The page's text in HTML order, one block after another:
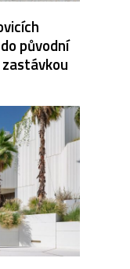
původní